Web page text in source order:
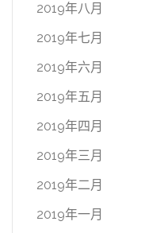
2019年八月
2019年七月
2019年六月
2019年五月
2019年四月
2019年三月
2019年二月
2019年一月